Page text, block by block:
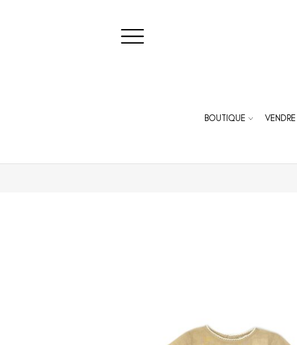
BOUTIQUE VENDRE